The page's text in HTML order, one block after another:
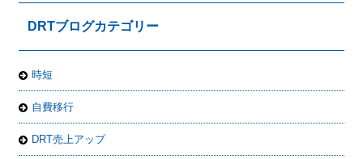
DRTブログカテゴリー
時短
自費移行
DRT売上アップ